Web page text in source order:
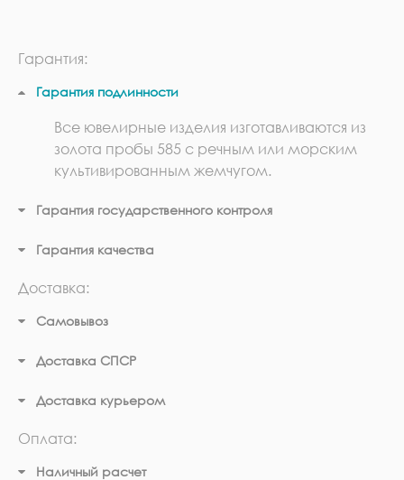
Гарантия:
Гарантия подлинности
Все ювелирные изделия изготавливаются из
золота пробы 585 с речным или морским
культивированным жемчугом.
Гарантия государственного контроля
Гарантия качества
Доставка:
Самовывоз
Доставка СПСР
Доставка курьером
Оплата:
Наличный расчет